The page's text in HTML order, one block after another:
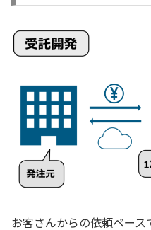
お客さんからの依頼ベー